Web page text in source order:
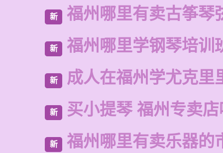
新 福州哪里有卖古筝琴
新 福州哪里学钢琴培训
新 成人在福州学尤克里
新 买小提琴 福州专卖
新 福州哪里有卖乐器的